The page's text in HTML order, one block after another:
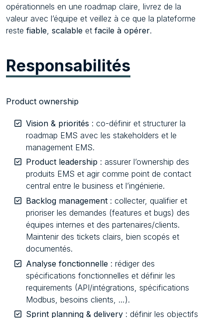
opérationnels en une roadmap claire, livrez de la
valeur avec l’équipe et veillez à ce que la plateforme
reste fiable scalable et facile à opérer.
Responsabilités
Product ownership
Vision & priorités : co-définir et structurer la
roadmap EMS avec les stakeholders et le
management EMS.
Product leadership : assurer l’ownership des
produits EMS et agir comme point de contact
central entre le business et l’ingénierie.
Backlog management : collecter, qualifier et
prioriser les demandes (features et bugs) des
équipes internes et des partenaires/clients.
Maintenir des tickets clairs, bien scopés et
documentés.
Analyse fonctionnelle : rédiger des
spécifications fonctionnelles et définir les
requirements (API/intégrations, spécifications
Modbus, besoins clients, …).
Sprint planning & delivery : définir les objectifs